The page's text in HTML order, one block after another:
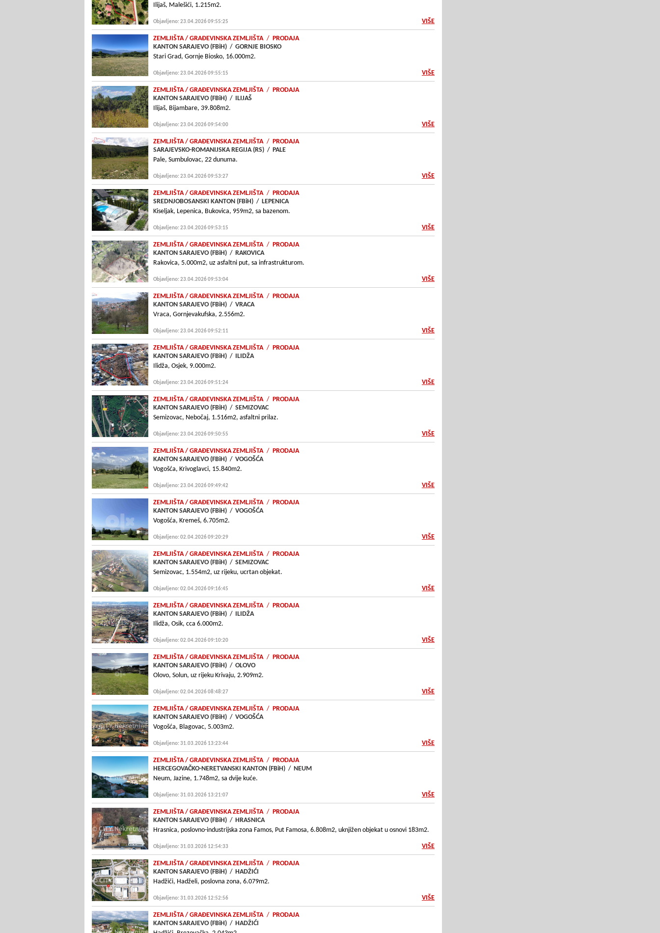
Ilijaš, Malešići, 1.215m2.
Objavljeno: 23.04.2026 09:55:25 VIŠE
ZEMLJIŠTA/ GRAÐEVINSKA ZEMLJIŠTA / PRODAJA
KANTON SARAJEVO (FBiH) / GORNJE BIOSKO
Stari Grad, Gornje Biosko, 16.000m2.
Objavljeno: 23.04.2026 09:55:15 VIŠE
ZEMLJIŠTA/ GRAÐEVINSKA ZEMLJIŠTA / PRODAJA
KANTON SARAJEVO (FBiH) / ILIJAŠ
Ilijaš, Bijambare, 39.808m2.
Objavljeno: 23.04.2026 09:54:00 VIŠE
ZEMLJIŠTA/ GRAÐEVINSKA ZEMLJIŠTA / PRODAJA
SARAJEVSKO-ROMANIJSKA REGIJA (RS) / PALE
Pale, Sumbulovac, 22 dunuma.
Objavljeno: 23.04.2026 09:53:27 VIŠE
ZEMLJIŠTA/ GRAÐEVINSKA ZEMLJIŠTA / PRODAJA
SREDNJOBOSANSKI KANTON (FBiH) / LEPENICA
Kiseljak, Lepenica, Bukovica, 959m2, sa bazenom.
Objavljeno: 23.04.2026 09:53:15 VIŠE
ZEMLJIŠTA/ GRAÐEVINSKA ZEMLJIŠTA / PRODAJA
KANTON SARAJEVO (FBiH) / RAKOVICA
Rakovica, 5.000m2, uz asfaltni put, sa infrastrukturom.
Objavljeno: 23.04.2026 09:53:04 VIŠE
ZEMLJIŠTA/ GRAÐEVINSKA ZEMLJIŠTA / PRODAJA
KANTON SARAJEVO (FBiH) / VRACA
Vraca, Gornjevakufska, 2.556m2.
Objavljeno: 23.04.2026 09:52:11 VIŠE
ZEMLJIŠTA/ GRAÐEVINSKA ZEMLJIŠTA / PRODAJA
KANTON SARAJEVO (FBiH) / ILIDŽA
Ilidža, Osjek, 9.000m2.
Objavljeno: 23.04.2026 09:51:24 VIŠE
ZEMLJIŠTA/ GRAÐEVINSKA ZEMLJIŠTA / PRODAJA
KANTON SARAJEVO (FBiH) / SEMIZOVAC
Semizovac, Nebočaj, 1.516m2, asfaltni prilaz.
Objavljeno: 23.04.2026 09:50:55 VIŠE
ZEMLJIŠTA/ GRAÐEVINSKA ZEMLJIŠTA / PRODAJA
KANTON SARAJEVO (FBiH) / VOGOŠĆA
Vogošća, Krivoglavci, 15.840m2.
Objavljeno: 23.04.2026 09:49:42 VIŠE
ZEMLJIŠTA/ GRAÐEVINSKA ZEMLJIŠTA / PRODAJA
KANTON SARAJEVO (FBiH) / VOGOŠĆA
Vogošća, Kremeš, 6.705m2.
Objavljeno: 02.04.2026 09:20:29 VIŠE
ZEMLJIŠTA/ GRAÐEVINSKA ZEMLJIŠTA / PRODAJA
KANTON SARAJEVO (FBiH) / SEMIZOVAC
Semizovac, 1.554m2, uz rijeku, ucrtan objekat.
Objavljeno: 02.04.2026 09:16:45 VIŠE
ZEMLJIŠTA/ GRAÐEVINSKA ZEMLJIŠTA / PRODAJA
KANTON SARAJEVO (FBiH) / ILIDŽA
Ilidža, Osik, cca 6.000m2.
Objavljeno: 02.04.2026 09:10:20 VIŠE
ZEMLJIŠTA/ GRAÐEVINSKA ZEMLJIŠTA / PRODAJA
KANTON SARAJEVO (FBiH) / OLOVO
Olovo, Solun, uz rijeku Krivaju, 2.909m2.
Objavljeno: 02.04.2026 08:48:27 VIŠE
ZEMLJIŠTA/ GRAÐEVINSKA ZEMLJIŠTA / PRODAJA
KANTON SARAJEVO (FBiH) / VOGOŠĆA
Vogošća, Blagovac, 5.003m2.
Objavljeno: 31.03.2026 13:23:44 VIŠE
ZEMLJIŠTA/ GRAÐEVINSKA ZEMLJIŠTA / PRODAJA
HERCEGOVAČKO-NERETVANSKI KANTON (FBiH) / NEUM
Neum, Jazine, 1.748m2, sa dvije kuće.
Objavljeno: 31.03.2026 13:21:07 VIŠE
ZEMLJIŠTA/ GRAÐEVINSKA ZEMLJIŠTA / PRODAJA
KANTON SARAJEVO (FBiH) / HRASNICA
Hrasnica, poslovno-industrijska zona Famos, Put Famosa, 6.808m2, uknjižen objekat u osnovi 183m2.
Objavljeno: 31.03.2026 12:54:33 VIŠE
ZEMLJIŠTA/ GRAÐEVINSKA ZEMLJIŠTA / PRODAJA
KANTON SARAJEVO (FBiH) / HADŽIĆI
Hadžići, Hadželi, poslovna zona, 6.079m2.
Objavljeno: 31.03.2026 12:52:56 VIŠE
ZEMLJIŠTA/ GRAÐEVINSKA ZEMLJIŠTA / PRODAJA
KANTON SARAJEVO (FBiH) / HADŽIĆI